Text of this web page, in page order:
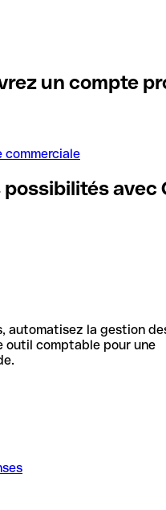
un compte
commerciale
possibilités avec
automatisez la gestion
outil comptable pour une